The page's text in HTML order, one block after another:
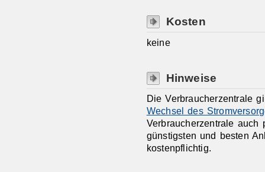
Kosten
keine
Hinweise
Die Verbraucherzentrale
Wechsel des
Verbraucherzentrale
günstigsten und besten
kostenpflichtig.